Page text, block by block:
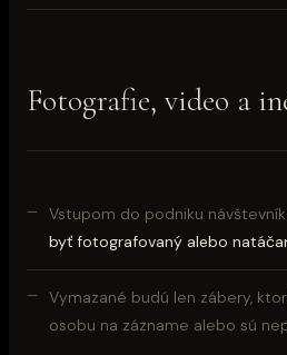
Fotografie, video a
Vstupom do podniku návštevník
byť fotografovaný alebo
Vymazané budú len zábery,
osobu na zázname alebo sú